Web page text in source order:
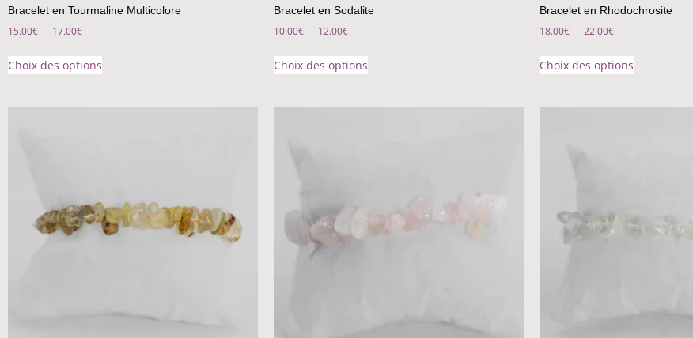
Bracelet en Tourmaline Multicolore
15.00€ – 17.00€
Choix des options
Bracelet en Sodalite
10.00€ – 12.00€
Choix des options
Bracelet en Rhodochrosite
18.00€ – 22.00€
Choix des options